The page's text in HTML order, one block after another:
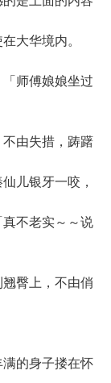
大华境内。
师傅娘娘坐过
由失措，踌躇
儿银牙一咬，
不老实～～说
臀上，不由俏
的身子搂在怀